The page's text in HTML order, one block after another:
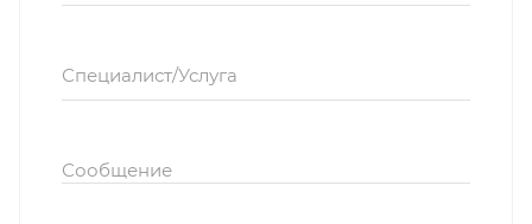
Специалист/Услуга
Сообщение